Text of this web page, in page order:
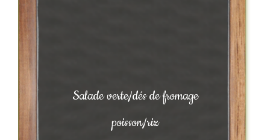
Salade verte/dés de fromage
poisson/riz